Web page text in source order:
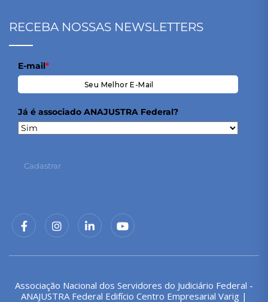
RECEBA NOSSAS NEWSLETTERS
E-mail*
Já é associado ANAJUSTRA Federal?
Cadastrar
Associação Nacional dos Servidores do Judiciário Federal -
ANAJUSTRA Federal Edifício Centro Empresarial Varig |